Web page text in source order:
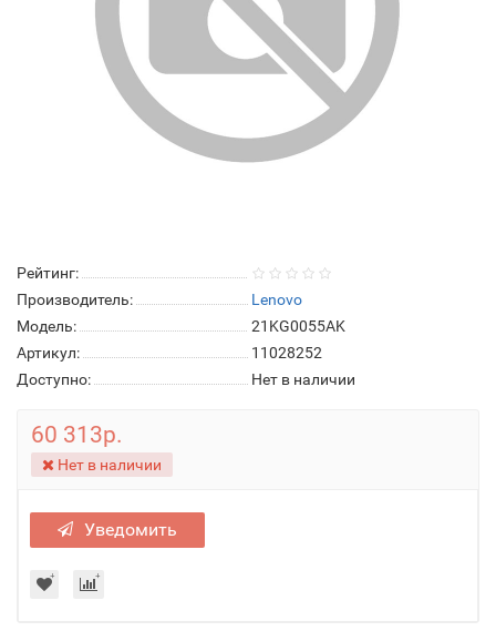
Рейтинг:
Производитель:
Lenovo
Модель:
21KG0055AK
Артикул:
11028252
Доступно:
Нет в наличии
60 313р.
Нет в наличии
Уведомить